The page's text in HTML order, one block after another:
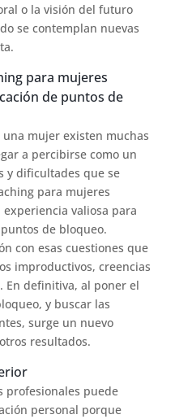
o la visión del futuro
se contemplan nuevas
para mujeres
de puntos de
mujer existen muchas
a percibirse como un
y dificultades que se
para mujeres
valiosa para
de bloqueo.
con esas cuestiones que
improductivos, creencias
En definitiva, al poner el
y buscar las
surge un nuevo
resultados.
profesionales puede
personal porque